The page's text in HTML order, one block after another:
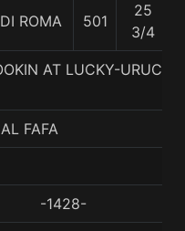
ROMA 501
25
3/4
AT LUCKY-
FAFA
-1428-